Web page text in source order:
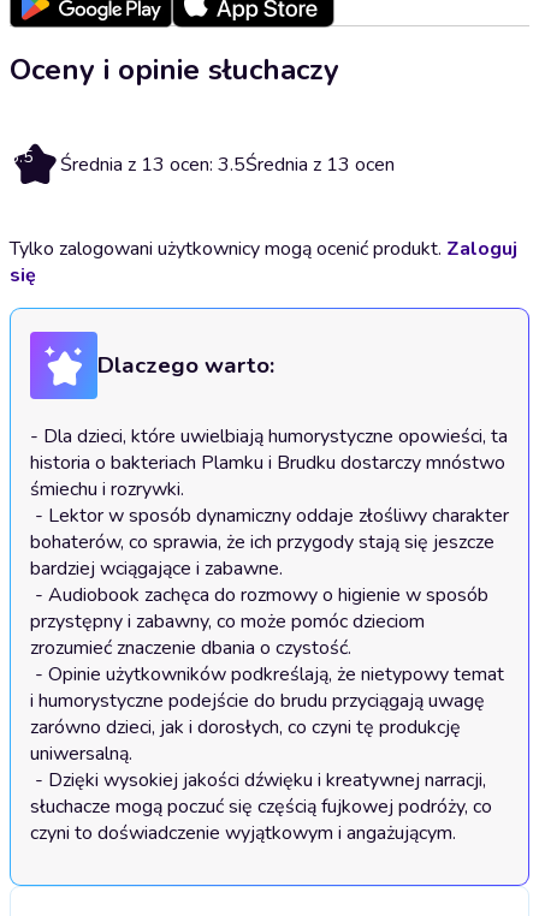
Oceny i opinie słuchaczy
3.5 Średnia z 13 ocen: 3.5Średnia z 13 ocen
Tylko zalogowani użytkownicy mogą ocenić produkt. Zaloguj
się
Dlaczego warto:
- Dla dzieci, które uwielbiają humorystyczne opowieści, ta
historia o bakteriach Plamku i Brudku dostarczy mnóstwo
śmiechu i rozrywki.
bohaterów, co sprawia, że ich przygody stają się jeszcze
bardziej wciągające i zabawne.
przystępny i zabawny, co może pomóc dzieciom
zrozumieć znaczenie dbania o czystość.
i humorystyczne podejście do brudu przyciągają uwagę
zarówno dzieci, jak i dorosłych, co czyni tę produkcję
uniwersalną.
słuchacze mogą poczuć się częścią fujkowej podróży, co
czyni to doświadczenie wyjątkowym i angażującym.